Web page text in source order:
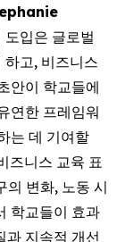
도입은 글로벌
고, 비즈니스
안이 학교들에
연한 프레임워
는 데 기여할
즈니스 교육 표
의 변화, 노동 시
학교들이 효과
과 지속적 개선